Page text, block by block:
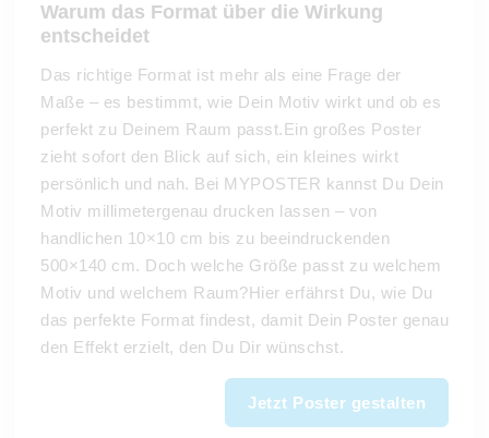
Warum das Format über die Wirkung
entscheidet
Das richtige Format ist mehr als eine Frage der
Maße – es bestimmt, wie Dein Motiv wirkt und ob es
perfekt zu Deinem Raum passt.Ein großes Poster
zieht sofort den Blick auf sich, ein kleines wirkt
persönlich und nah. Bei MYPOSTER kannst Du Dein
Motiv millimetergenau drucken lassen – von
handlichen 10×10 cm bis zu beeindruckenden
500×140 cm. Doch welche Größe passt zu welchem
Motiv und welchem Raum?Hier erfährst Du, wie Du
das perfekte Format findest, damit Dein Poster genau
den Effekt erzielt, den Du Dir wünschst.
Jetzt Poster gestalten